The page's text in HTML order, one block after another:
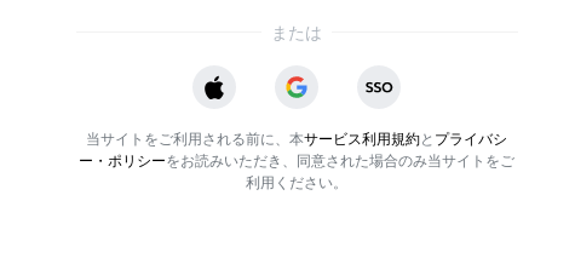
または
当サイトをご利用される前に、本サービス利用規約と プライバシ
ー・ポリシーをお読みいただき、同意された場合のみ当サイトをご
利用ください。